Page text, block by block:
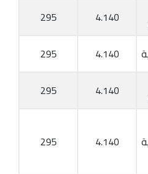
4.140
295
4.140
295
4.140
295
4.140
295